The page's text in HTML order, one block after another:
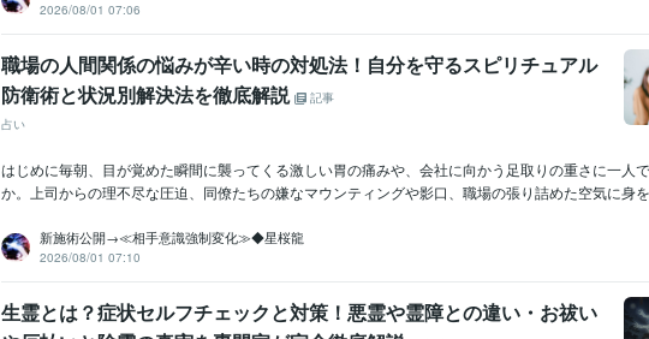
2026/08/01 07:06
職場の人間関係の悩みが辛い時の対処法！自分を守るスピリチュアル
防衛術と状況別解決法を徹底解説
記事
占い
はじめに毎朝、目が覚めた瞬間に襲ってくる激しい胃の痛みや、会社に向かう足取りの重さに一人
か。上司からの理不尽な圧迫、同僚たちの嫌なマウンティングや影口、職場の張り詰めた空気に身
新施術公開→≪相手意識強制変化≫◆星桜龍
2026/08/01 07:10
生霊とは？症状セルフチェックと対策！悪霊や霊障との違い・お祓い